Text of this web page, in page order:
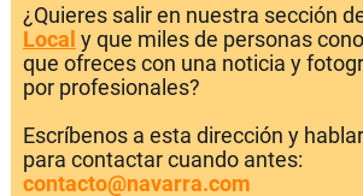
¿Quieres salir en nuestra sección
Local y que miles de personas
que ofreces con una noticia y
por profesionales?
Escríbenos a esta dirección y
para contactar cuando antes:
contacto@navarra.com